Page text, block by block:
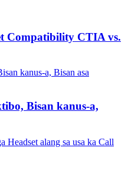
Compatibility CTIA vs.
Bisan kanus-a,